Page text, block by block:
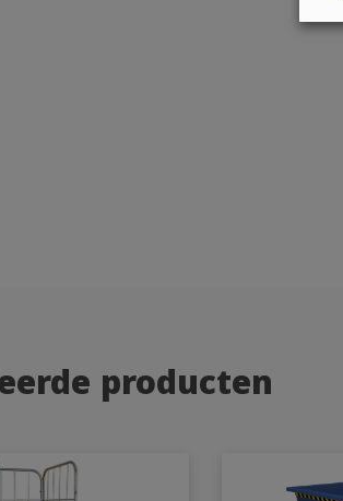
producten